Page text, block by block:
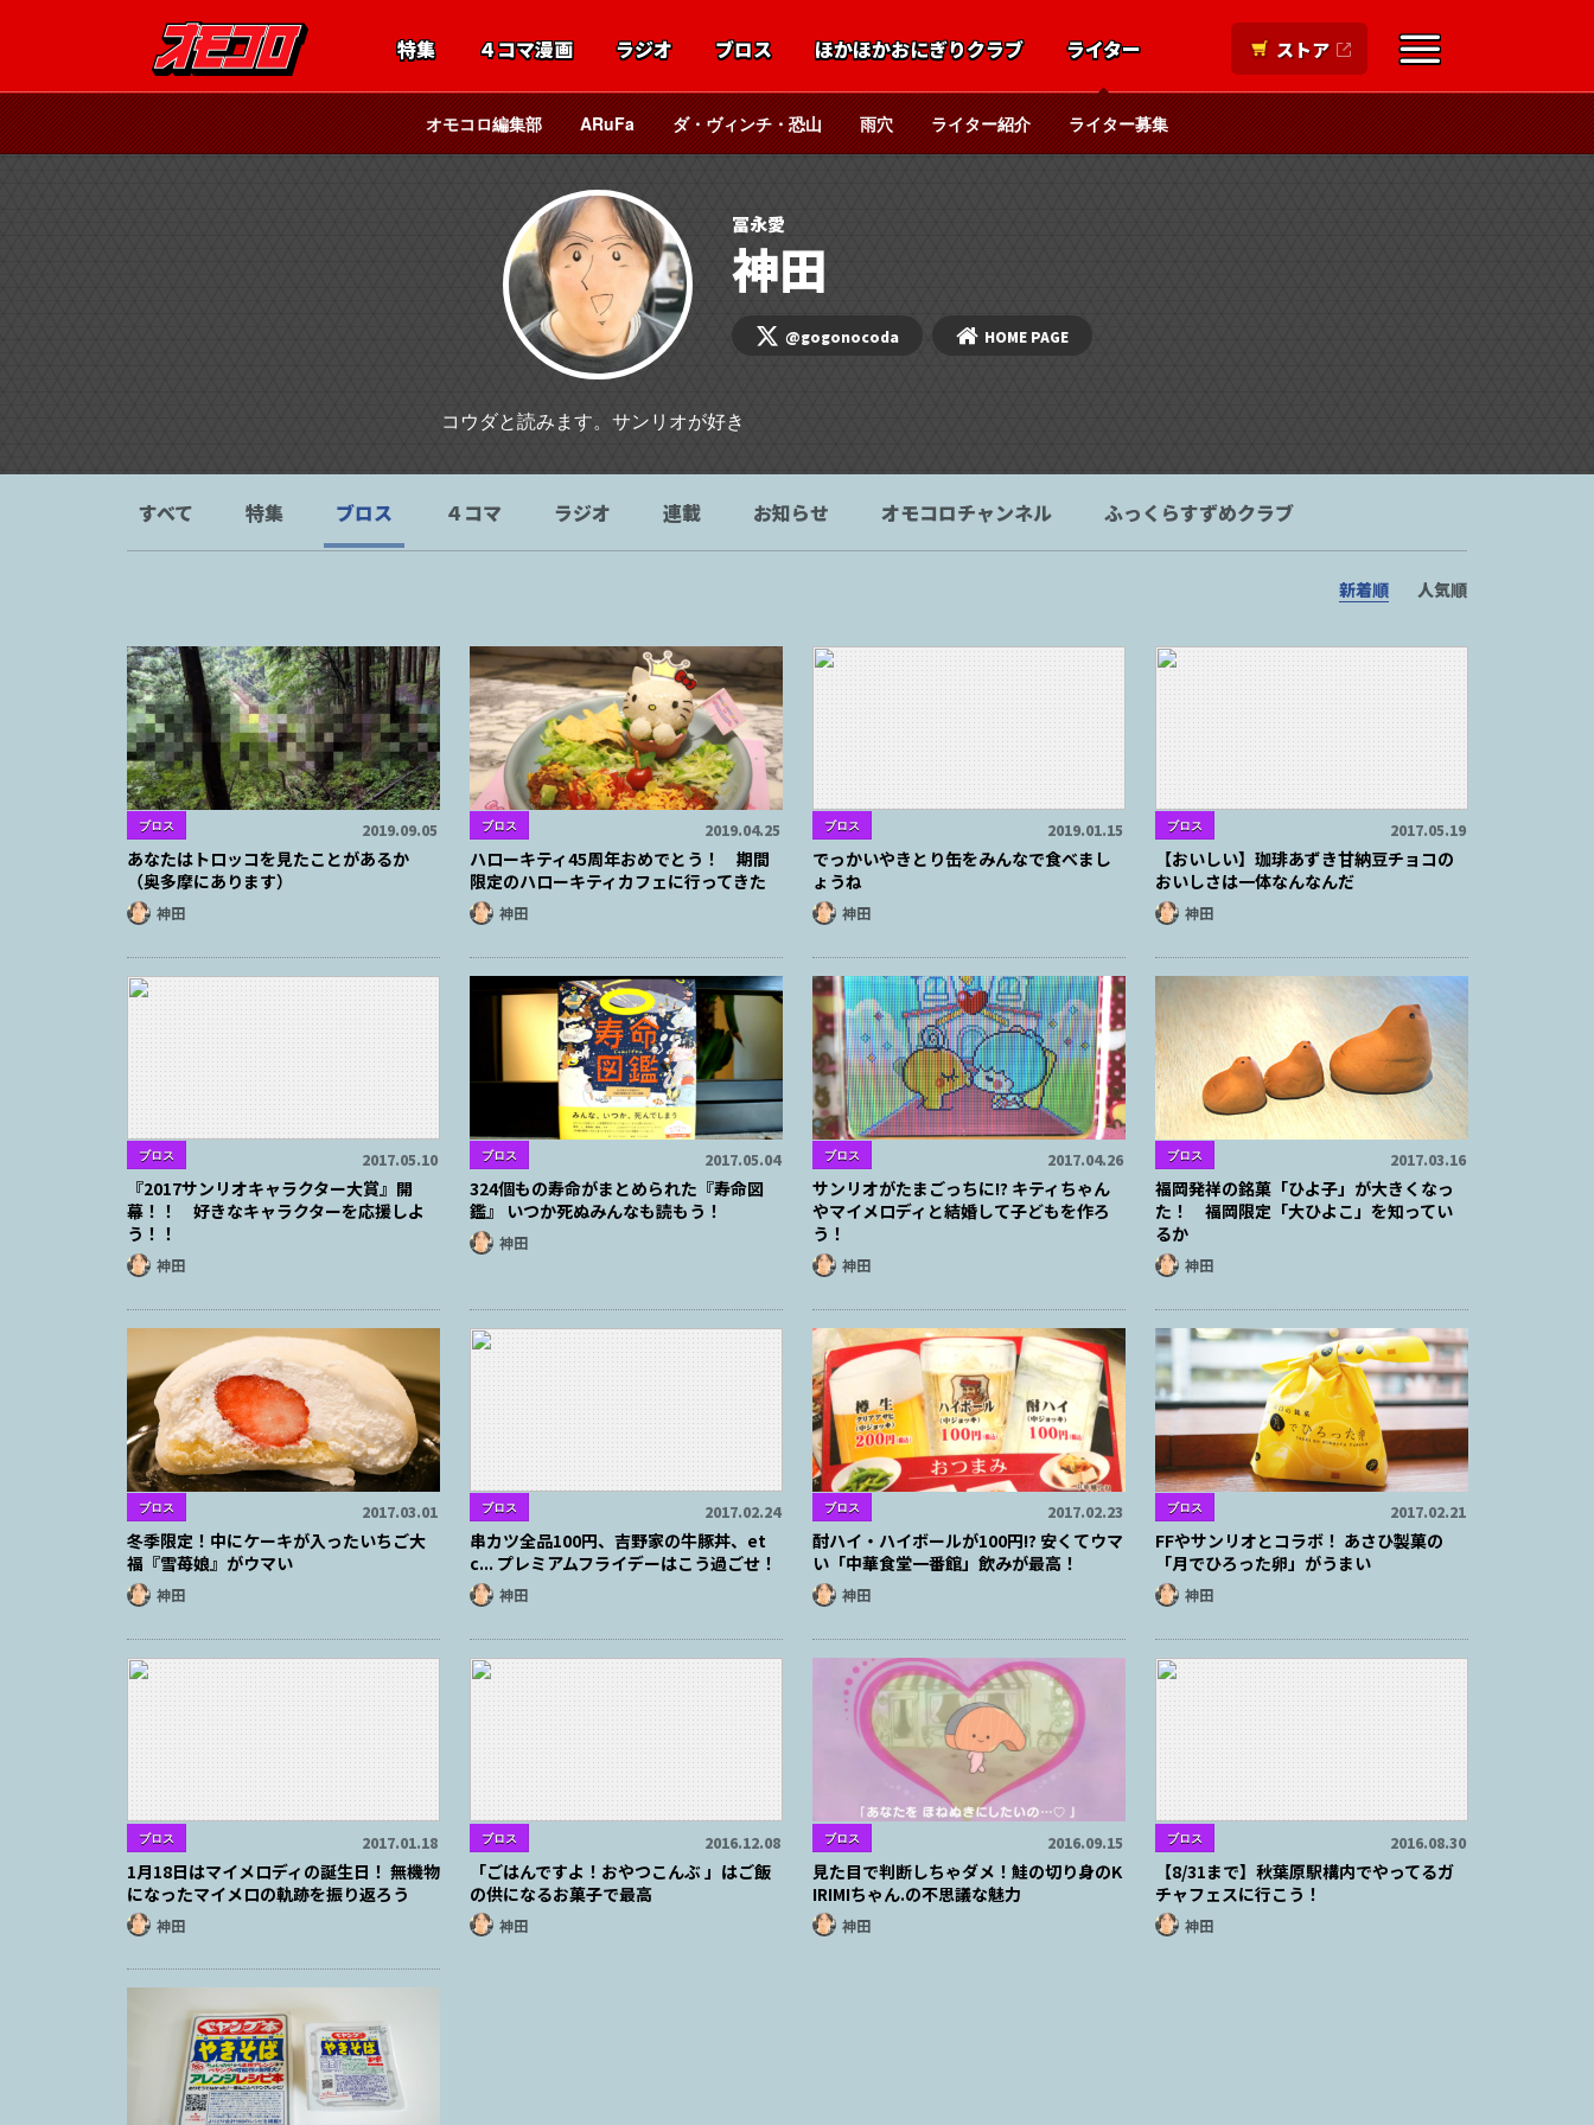
特集 ４コマ漫画 ラジオ ブロス ほかほかおにぎりクラブ ライター ストア
オモコロ編集部 ARuFa ダ・ヴィンチ・恐山 雨穴 ライター紹介 ライター募集
冨永愛
神田
@gogonocoda HOME PAGE
コウダと読みます。サンリオが好き
すべて 特集 ブロス ４コマ ラジオ 連載 お知らせ オモコロチャンネル ふっくらすずめクラブ
新着順 人気順
ブロス 2019.09.05
あなたはトロッコを見たことがあるか
（奥多摩にあります）
神田
ブロス 2019.04.25
ハローキティ45周年おめでとう！ 期間
限定のハローキティカフェに行ってきた
神田
ブロス 2019.01.15
でっかいやきとり缶をみんなで食べまし
ょうね
神田
ブロス 2017.05.19
【おいしい】珈琲あずき甘納豆チョコの
おいしさは一体なんなんだ
神田
ブロス 2017.05.10
『2017サンリオキャラクター大賞』開
幕！！ 好きなキャラクターを応援しよ
う！！
神田
ブロス 2017.05.04
324個もの寿命がまとめられた『寿命図
鑑』 いつか死ぬみんなも読もう！
神田
ブロス 2017.04.26
サンリオがたまごっちに!? キティちゃん
やマイメロディと結婚して子どもを作ろ
う！
神田
ブロス 2017.03.16
福岡発祥の銘菓「ひよ子」が大きくなっ
た！ 福岡限定「大ひよこ」を知ってい
るか
神田
ブロス 2017.03.01
冬季限定！中にケーキが入ったいちご大
福『雪苺娘』がウマい
神田
ブロス 2017.02.24
串カツ全品100円、吉野家の牛豚丼、et
c... プレミアムフライデーはこう過ごせ！
神田
ブロス 2017.02.23
酎ハイ・ハイボールが100円!? 安くてウマ
い「中華食堂一番館」飲みが最高！
神田
ブロス 2017.02.21
FFやサンリオとコラボ！ あさひ製菓の
「月でひろった卵」がうまい
神田
ブロス 2017.01.18
1月18日はマイメロディの誕生日！ 無機物
になったマイメロの軌跡を振り返ろう
神田
ブロス 2016.12.08
「ごはんですよ！おやつこんぶ 」はご飯
の供になるお菓子で最高
神田
ブロス 2016.09.15
見た目で判断しちゃダメ！鮭の切り身のK
IRIMIちゃん.の不思議な魅力
神田
ブロス 2016.08.30
【8/31まで】秋葉原駅構内でやってるガ
チャフェスに行こう！
神田